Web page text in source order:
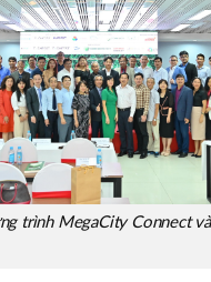
trình MegaCity Connect